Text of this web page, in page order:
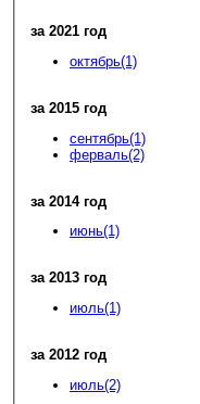
за 2021 год
октябрь(1)
за 2015 год
сентябрь(1)
ферваль(2)
за 2014 год
июнь(1)
за 2013 год
июль(1)
за 2012 год
июль(2)